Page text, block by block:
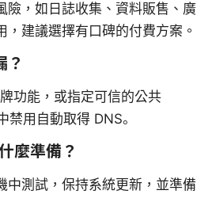
險，如日誌收集、資料販售、廣
，建議選擇有口碑的付費方案。
？
功能，或指定可信的公共
禁用自動取得 DNS。
麼準備？
中測試，保持系統更新，並準備